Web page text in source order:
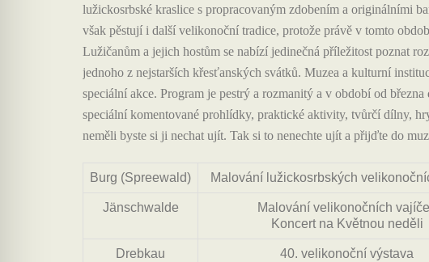
lužickosrbské kraslice s propracovaným zdobením a originálními
však pěstují i další velikonoční tradice, protože právě v tomto
Lužičanům a jejich hostům se nabízí jedinečná příležitost poznat
jednoho z nejstarších křesťanských svátků. Muzea a kulturní
speciální akce. Program je pestrý a rozmanitý a v období od
speciální komentované prohlídky, praktické aktivity, tvůrčí dílny,
neměli byste si ji nechat ujít. Tak si to nenechte ujít a přijďte do
Burg (Spreewald) Malování lužickosrbských
Jänschwalde
Malování velikonočních
Koncert na Květnou neděli
Drebkau
40. velikonoční výstava